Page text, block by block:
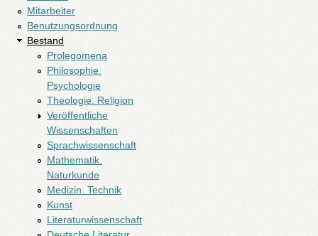
Mitarbeiter
Benutzungsordnung
Bestand
Prolegomena
Philosophie.
Psychologie
Theologie. Religion
Veröffentliche
Wissenschaften
Sprachwissenschaft
Mathematik.
Naturkunde
Medizin. Technik
Kunst
Literaturwissenschaft